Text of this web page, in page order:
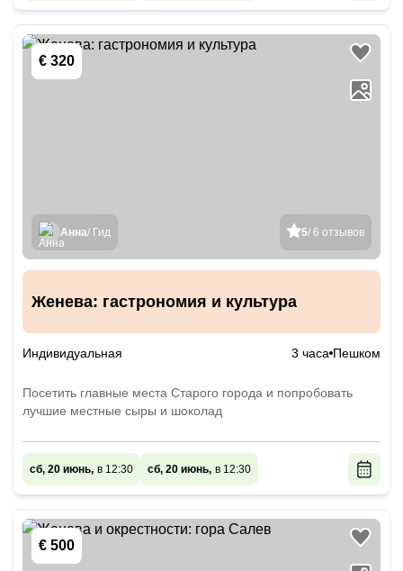
€ 320
5/ 6 отзывов
Анна/ Гид
Женева: гастрономия и культура
Индивидуальная 3 часа Пешком
Посетить главные места Старого города и попробовать
лучшие местные сыры и шоколад
сб, 20 июнь, в 12:30 сб, 20 июнь, в 12:30
€ 500